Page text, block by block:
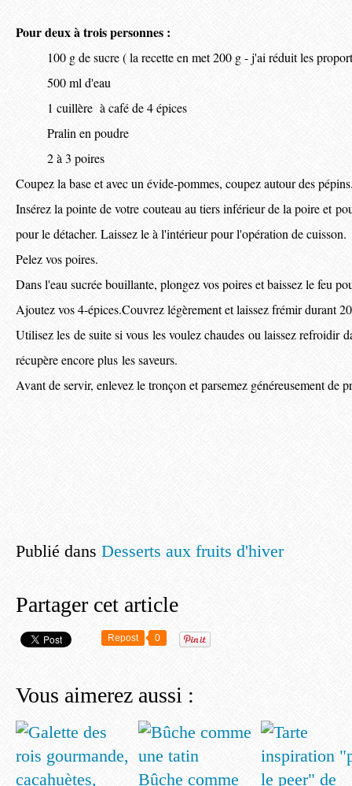
Pour deux à trois personnes :
100 g de sucre ( la recette en met 200 g - j'ai réduit les
500 ml d'eau
1 cuillère à café de 4 épices
Pralin en poudre
2 à 3 poires
Coupez la base et avec un évide-pommes, coupez autour des
Insérez la pointe de votre couteau au tiers inférieur de la poire et
pour le détacher. Laissez le à l'intérieur pour l'opération de cuisson.
Pelez vos poires.
Dans l'eau sucrée bouillante, plongez vos poires et baissez le feu
Ajoutez vos 4-épices.Couvrez légèrement et laissez frémir durant
Utilisez les de suite si vous les voulez chaudes ou laissez refroidir
récupère encore plus les saveurs.
Avant de servir, enlevez le tronçon et parsemez généreusement de
Publié dans Desserts aux fruits d'hiver
Partager cet article
Repost 0
Vous aimerez aussi :
Bûche comme